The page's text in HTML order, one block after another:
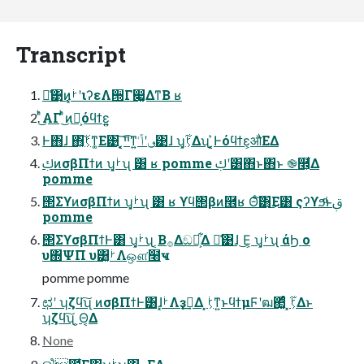
Transcript
ྫ͑͹͜ͷ͓ࡼʹιʔεΛ੝Γ෇͚ΔͳΒ ʁ
ͬͪ͜ΑΓ ͬͪ͜ͷํ͕όϥϯε͍͍
Ͱ΋ɺ ΋͓͠ࡼ͕ͳ͚Ε͹ ͓͔͘͠ײ͡ͳ͍ ٯʹݴ͑͹ɺ ʮ͓ࡼ͕͋Δʯ ͓͔͛Ͱόϥϯε͕औΕΔ
ࢴͷσβΠϯͷ ʮ͓ࡼʯ ͸ ʁ pomme ࢴʹ͸΋ͱ΋ͱ ֎࿮͕͋Δ
pomme
΢ΣϒͷσβΠϯͷ ʮ͓ࡼʯ ͸ ʁ ϒϥ΢βͷ࿮ʁ Θͨ͠͸͜Ε͸ ςʔϒϧͩͱࢥ͏
pomme
΢ΣϒσβΠϯͰ͸ ʮ͓ࡼʯ ͔Β࡞Δඞཁ͕͋Δ ྫ͑͹ɺ ͜Ε͕ ʮ͓ࡼʯ άϦ ο
υ΍ΨΠ υ͸͓ࡼΛஔ͘໨ҹ
pomme pomme
ಛʹ ʮζϥ͠ʯ ͷσβΠϯͰ͸ɺ͓ࡼΛҙࣝ͢Δ ͓ࡼ͕ͳ͍ͱϥϯμϜʹฒ΂͚ͨͩ ͓ࡼ͕͋Δͱ
ʮζϥ͠ʯ ͕Θ͔Δ
None